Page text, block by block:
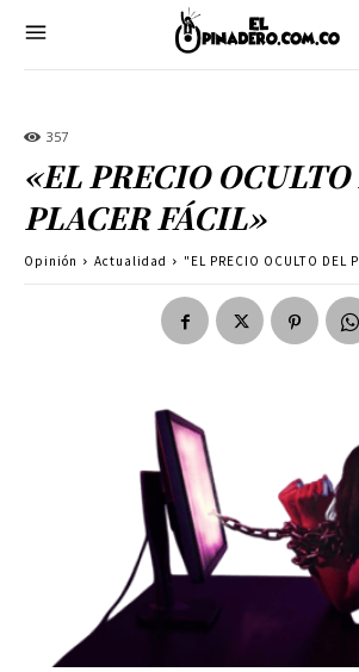
357
«EL PRECIO OCULTO
PLACER FÁCIL»
Opinión Actualidad "EL PRECIO OCULTO DEL